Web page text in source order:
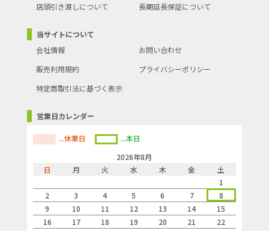
店頭引き渡しについて
長期延長保証について
当サイトについて
会社情報
お問い合わせ
販売利用規約
プライバシーポリシー
特定商取引法に基づく表示
営業日カレンダー
...休業日
...本日
2026年8月
日
月 火 水 木 金
土
1
2
3 4 5 6 7
8
9
10 11 12 13 14
15
16
17 18 19 20 21
22